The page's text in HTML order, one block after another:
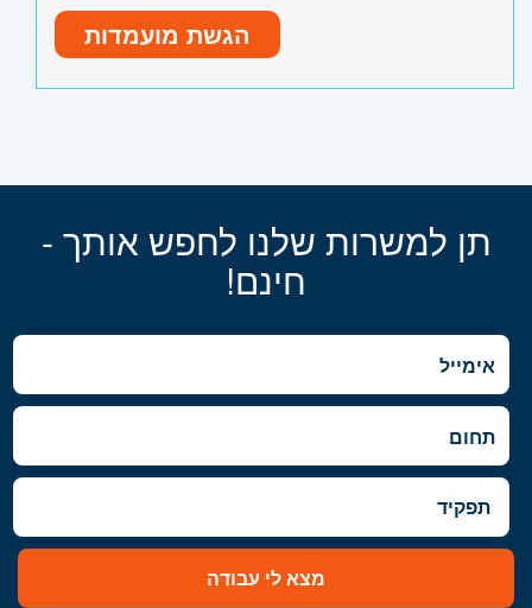
הגשת מועמדות
תן למשרות שלנו לחפש אותך -
חינם!
מצא לי עבודה